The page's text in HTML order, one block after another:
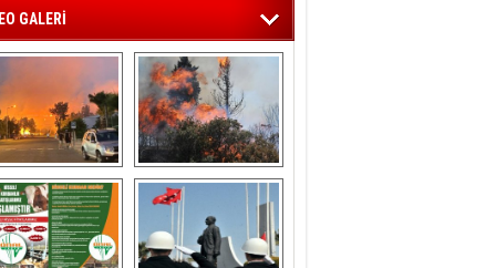
GALERİ
‘da  otluk
alanda çıkan
yangın evlere
sıçramadan
söndürüldü
Aliağa'nın Ciğerleri